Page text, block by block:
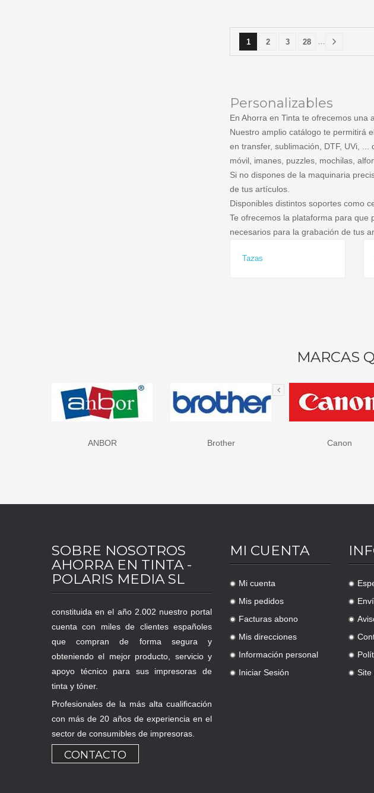
1 2 3 28
Personalizables
En Ahorra en Tinta te ofrecemos una
Nuestro amplio catálogo te permitirá
en transfer, sublimación, DTF, UVi,
móvil, imanes, puzzles, mochilas,
Si no dispones de la maquinaria
de tus artículos.
Disponibles distintos soportes como
Te ofrecemos la plataforma para que
necesarios para la grabación de tus
Tazas
MARCAS
Brother Canon Chemica
SOBRE NOSOTROS
AHORRA EN TINTA -
POLARIS MEDIA SL
constituida en el año 2.002 nuestro portal
cuenta con miles de clientes españoles
que compran de forma segura y
obteniendo el mejor producto, servicio y
apoyo técnico para sus impresoras de
tinta y tóner.
Profesionales de la más alta cualificación
con más de 20 años de experiencia en el
sector de consumibles de impresoras.
CONTACTO
MI CUENTA
.
Mi cuenta
.
Mis pedidos
.
Facturas abono
.
Mis direcciones
.
Información personal
.
Iniciar Sesión
.
.
.
.
.
.
Site